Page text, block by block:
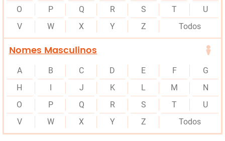
O
P Q R S T
U
V
W X Y Z Todos
Nomes Masculinos
A B C D E F
G
H
J K L M
N
O
P Q R S T
U
V
W X Y Z Todos